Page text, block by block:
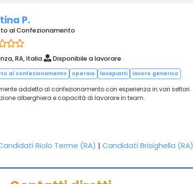
P.
al Confezionamento
RA, Italia Disponibile a lavorare
al confezionamento operaio lavapiatti lavoro generico
addetto al confezionamento con esperienza in vari settori.
alberghiera e capacità di lavorare in team.
Riolo Terme (RA) | Candidati Brisighella (RA)